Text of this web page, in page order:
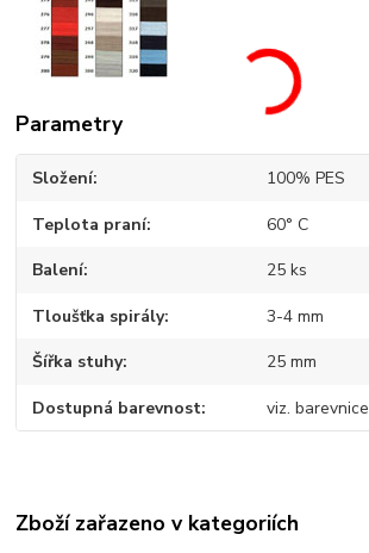
Parametry
Složení 100% PES
Teplota praní 60° C
Balení 25 ks
Tloušťka spirály 3-4 mm
Šířka stuhy 25 mm
Dostupná barevnost viz. barevnice
Zboží zařazeno v kategoriích